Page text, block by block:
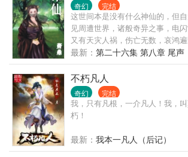
奇幻 完结
这世间本是没有什么神仙的，但
见周遭世界，诸般奇异之事，电
又有天灾人祸，伤亡无数，哀鸿
为，所能抵挡。遂以为九天之上，
之下，亦是阴魂归处，阎罗殿堂
传于世。无数人类子民，诚心叩拜
造出的各种神明顶礼膜拜，祈福
方今之世，正道大昌，邪魔退避
最新： 第二十六集 第八章 尾声
不朽凡人
奇幻 完结
我，只有凡根，一介凡人！我，
朽！
最新： 我本一凡人（后记）